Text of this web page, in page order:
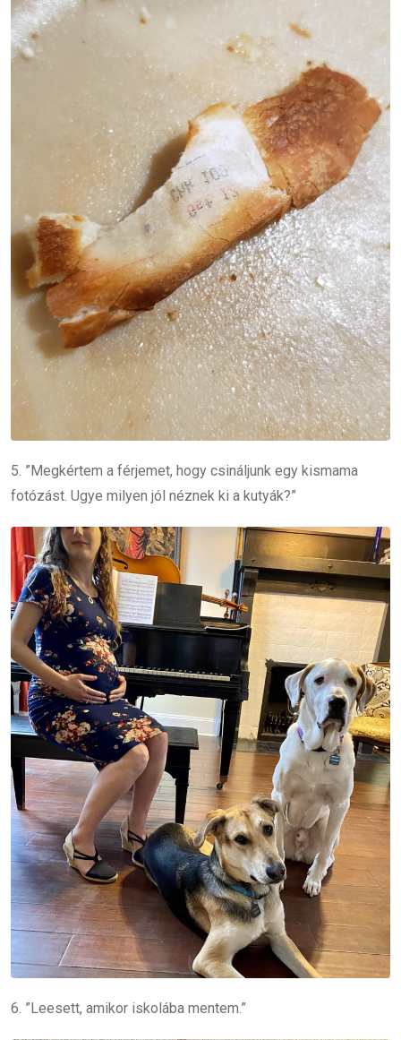
5. ”Megkértem a férjemet, hogy csináljunk egy kismama
fotózást. Ugye milyen jól néznek ki a kutyák?”
6. ”Leesett, amikor iskolába mentem.”